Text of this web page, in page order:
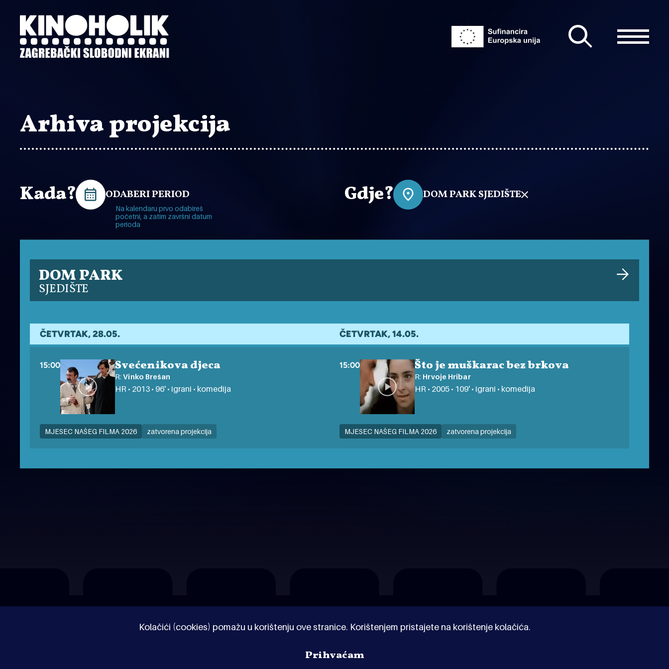
sadržaj
Kolačići (cookies) pomažu u korištenju ove stranice. Korištenjem pristajete na korištenje kolačića.
Prihvaćam
Arhiva projekcija
Kada? ODABERI PERIOD
Na kalendaru prvo odabireš
početni, a zatim završni datum
perioda
Gdje? DOM PARK SJEDIŠTE
DOM PARK
SJEDIŠTE
ČETVRTAK, 28.05.
15:00 Svećenikova djeca
R:Vinko Brešan
HR • 2013 • 96' • igrani • komedija
MJESEC NAŠEG FILMA 2026 zatvorena projekcija
ČETVRTAK, 14.05.
15:00 Što je muškarac bez brkova
R: Hrvoje Hribar
HR • 2005 • 109' • igrani • komedija
MJESEC NAŠEG FILMA 2026 zatvorena projekcija